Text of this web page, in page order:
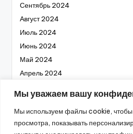
Мы уважаем вашу
Мы используем файлы cookie,
просмотра, показывать
Сентябрь 2024
Август 2024
Июль 2024
Июнь 2024
Май 2024
Апрель 2024
Февраль 2024
Январь 2024
Декабрь 2023